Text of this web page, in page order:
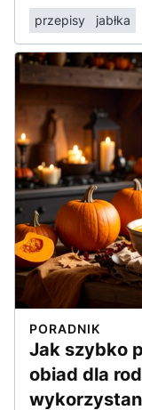
przepisy jabłka
PORADNIK
Jak szybko
obiad dla